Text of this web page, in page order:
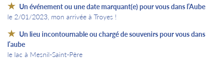
Un événement ou une date marquant(e) pour vous dans l’Aube
le 2/01/2023, mon arrivée à Troyes !
Un lieu incontournable ou chargé de souvenirs pour vous dans
l’aube
le lac à Mesnil-Saint-Père